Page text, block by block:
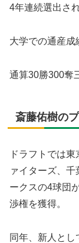
4年連続選出さ
大学での通産成
通算30勝300奪
斎藤佑樹の
ドラフトでは
ァイターズ、
ークスの4球団
渉権を獲得。
同年、新人と